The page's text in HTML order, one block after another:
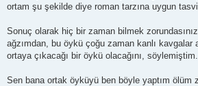
ortam şu şekilde diye roman tarzına uygun
Sonuç olarak hiç bir zaman bilmek
ağzımdan, bu öykü çoğu zaman kanlı kavgalar
ortaya çıkacağı bir öykü olacağını, söylemiştim.
Sen bana ortak öyküyü ben böyle yaptım ölüm